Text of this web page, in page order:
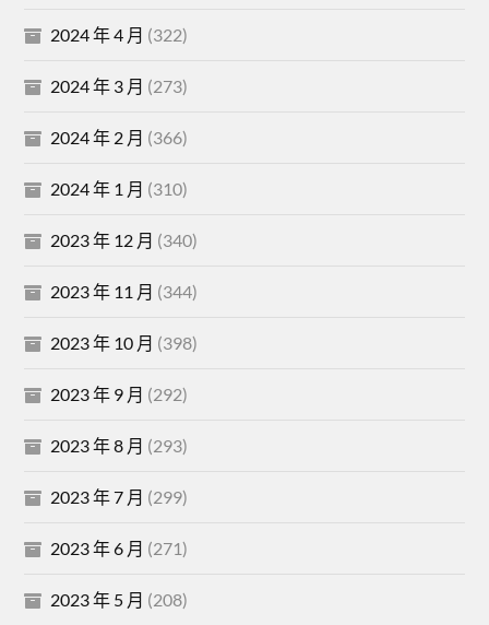
2024 年 4 月 (322)
2024 年 3 月 (273)
2024 年 2 月 (366)
2024 年 1 月 (310)
2023 年 12 月 (340)
2023 年 11 月 (344)
2023 年 10 月 (398)
2023 年 9 月 (292)
2023 年 8 月 (293)
2023 年 7 月 (299)
2023 年 6 月 (271)
2023 年 5 月 (208)